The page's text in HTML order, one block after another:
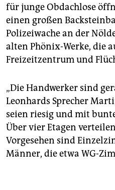
für junge Obdachlose
einen großen
Polizeiwache an der
alten Phönix-Werke, die
Freizeitzentrum und
„Die Handwerker sind
Leonhards Sprecher
seien riesig und mit
Über vier Etagen
Vorgesehen sind
Männer, die etwa WG-